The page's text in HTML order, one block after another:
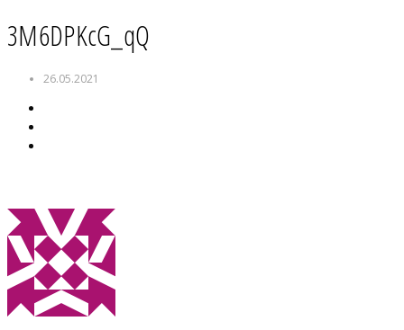
3M6DPKcG_qQ
26.05.2021